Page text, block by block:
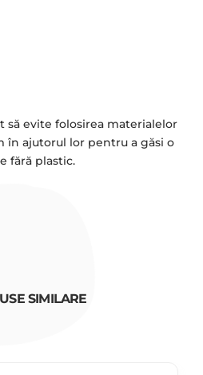
să evite folosirea materialelor
în ajutorul lor pentru a găsi o
fără plastic.
SIMILARE